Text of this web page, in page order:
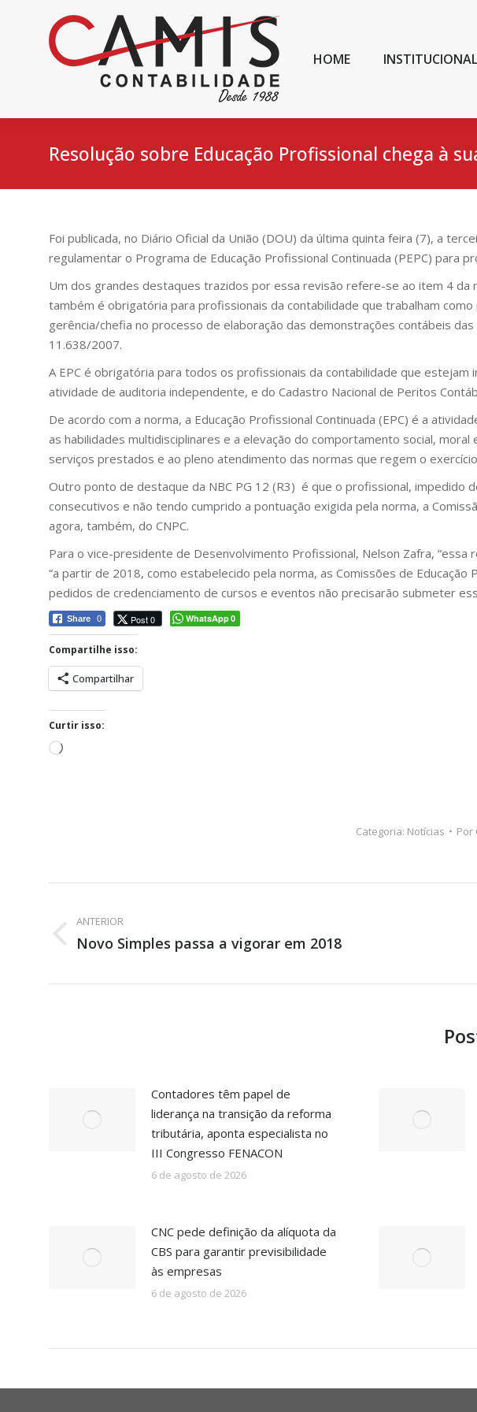
HOME INSTITUCIONAL
Resolução sobre Educação Profissional chega à
Foi publicada, no Diário Oficial da União (DOU) da última quinta feira (7), a
regulamentar o Programa de Educação Profissional Continuada (PEPC) para
Um dos grandes destaques trazidos por essa revisão refere-se ao item 4
também é obrigatória para profissionais da contabilidade que trabalham
gerência/chefia no processo de elaboração das demonstrações contábeis
11.638/2007.
A EPC é obrigatória para todos os profissionais da contabilidade que estejam
atividade de auditoria independente, e do Cadastro Nacional de Peritos
De acordo com a norma, a Educação Profissional Continuada (EPC) é a
as habilidades multidisciplinares e a elevação do comportamento social,
serviços prestados e ao pleno atendimento das normas que regem o
Outro ponto de destaque da NBC PG 12 (R3) é que o profissional,
consecutivos e não tendo cumprido a pontuação exigida pela norma, a
agora, também, do CNPC.
Para o vice-presidente de Desenvolvimento Profissional, Nelson Zafra,
“a partir de 2018, como estabelecido pela norma, as Comissões de
pedidos de credenciamento de cursos e eventos não precisarão submeter
Share 0 Post 0 WhatsApp0
Compartilhe isso:
Compartilhar
Curtir isso:
Carregando...
Categoria: Notícias Por
deANTERIOR
Post
Novo Simples passa a vigorar em 2018
Contadores têm papel de
liderança na transição da reforma
tributária, aponta especialista no
III Congresso FENACON
6 de agosto de 2026
CNC pede definição da alíquota da
CBS para garantir previsibilidade
às empresas
6 de agosto de 2026